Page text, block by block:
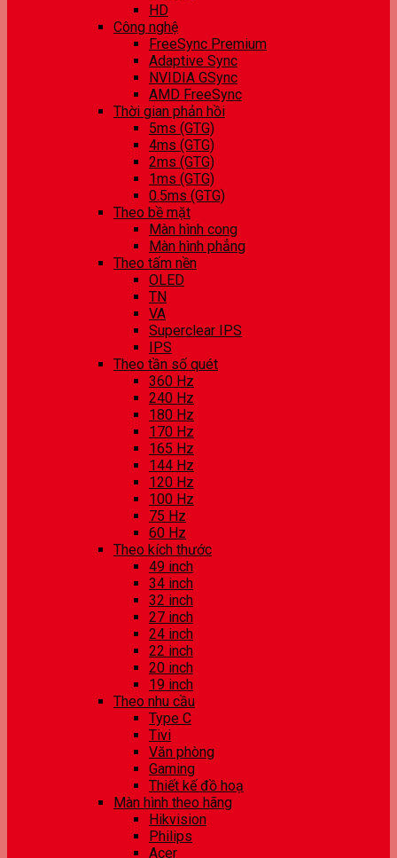
HD
Công nghệ
FreeSync Premium
Adaptive Sync
NVIDIA GSync
AMD FreeSync
Thời gian phản hồi
5ms (GTG)
4ms (GTG)
2ms (GTG)
1ms (GTG)
0.5ms (GTG)
Theo bề mặt
Màn hình cong
Màn hình phẳng
Theo tấm nền
OLED
TN
VA
Superclear IPS
IPS
Theo tần số quét
360 Hz
240 Hz
180 Hz
170 Hz
165 Hz
144 Hz
120 Hz
100 Hz
75 Hz
60 Hz
Theo kích thước
49 inch
34 inch
32 inch
27 inch
24 inch
22 inch
20 inch
19 inch
Theo nhu cầu
Type C
Tivi
Văn phòng
Gaming
Thiết kế đồ hoạ
Màn hình theo hãng
Hikvision
Philips
Acer